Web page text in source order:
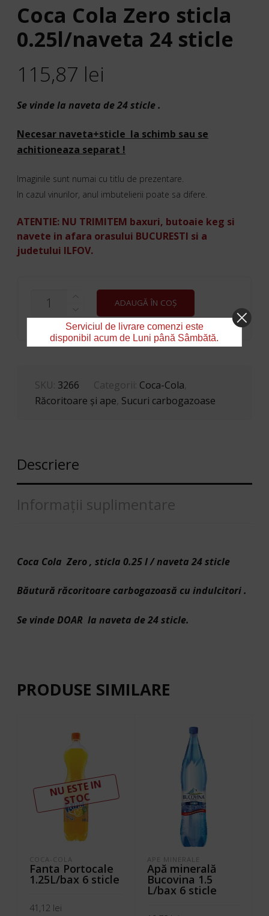
Coca Cola Zero sticla
0.25l/naveta 24 sticle
115,87 lei
Se vinde la naveta de 24 sticle .
Necesar naveta+sticle la schimb sau se
achitioneaza separat !
Imaginile sunt numai cu titlu de prezentare.
In cazul vinurilor, anul imbutelierii poate sa difere.
ATENTIE: NU TRIMITEM baxuri, butoaie keg si
navete in afara orasului BUCURESTI si a
judetului ILFOV.
COCA
COLA
STICLA
0.25L/NAVETA
ADAUGĂ ÎN COȘ
SKU: 3266 Categorii: Coca-Cola
Răcoritoare şi ape Sucuri carbogazoase
Descriere
Informații suplimentare
Coca Cola Zero , sticla 0.25 l / naveta 24 sticle
Băutură răcoritoare carbogazoasă cu indulcitori .
Se vinde DOAR la naveta de 24 sticle.
PRODUSE SIMILARE
N
U ESTE I
N
ST
OC
COCA-COLA
Fanta Portocale
1.25L/bax 6 sticle
41,12 lei
APE MINERALE
Apă minerală
Bucovina 1.5
L/bax 6 sticle
Serviciul de livrare comenzi este
disponibil acum de Luni până Sâmbătă.